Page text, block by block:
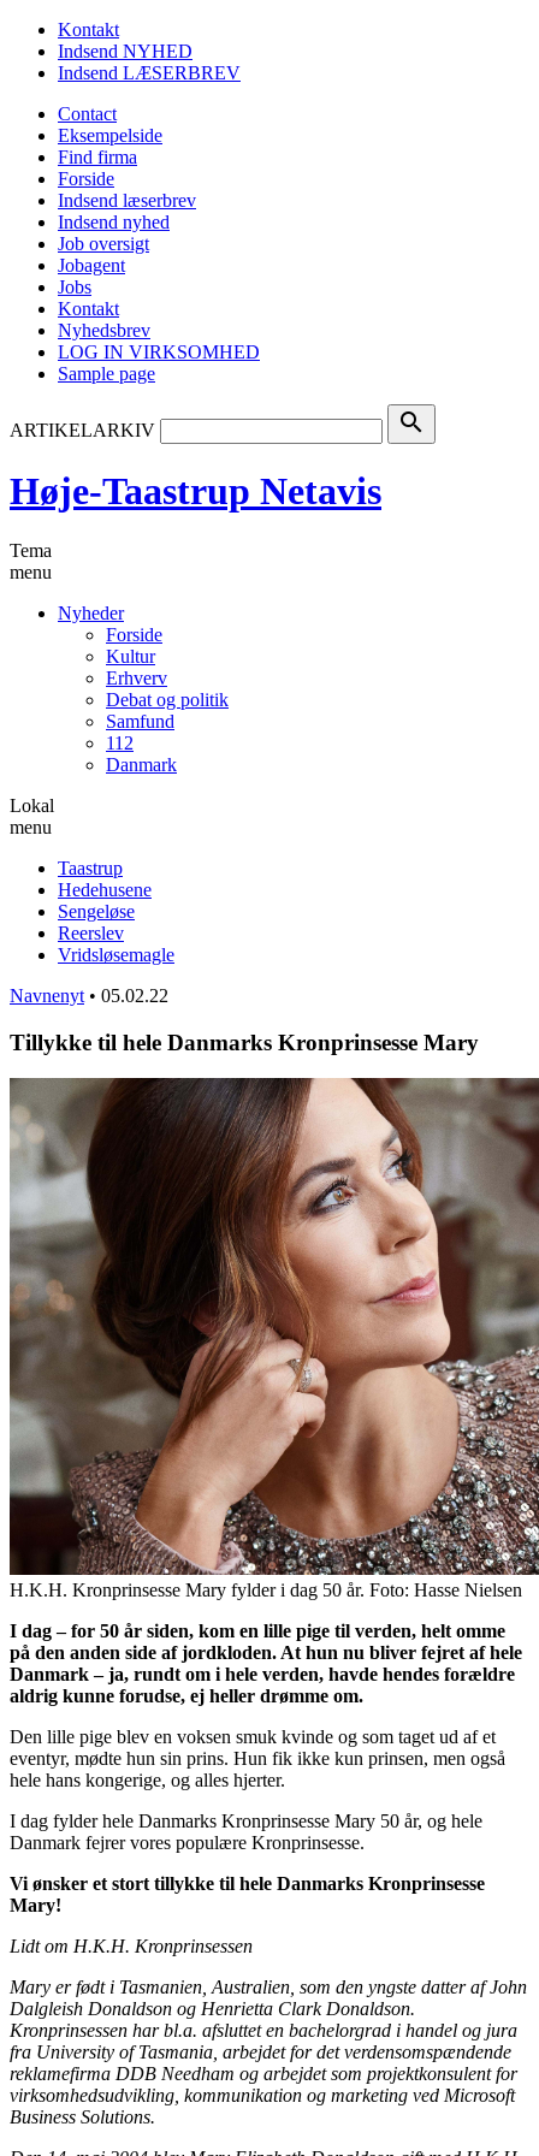
Kontakt
Indsend NYHED
Indsend LÆSERBREV
Contact
Eksempelside
Find firma
Forside
Indsend læserbrev
Indsend nyhed
Job oversigt
Jobagent
Jobs
Kontakt
Nyhedsbrev
LOG IN VIRKSOMHED
Sample page
ARTIKELARKIV search
Høje-Taastrup Netavis
Tema
menu
Nyheder
Forside
Kultur
Erhverv
Debat og politik
Samfund
112
Danmark
Lokal
menu
Taastrup
Hedehusene
Sengeløse
Reerslev
Vridsløsemagle
Navnenyt • 05.02.22
Tillykke til hele Danmarks Kronprinsesse Mary
H.K.H. Kronprinsesse Mary fylder i dag 50 år. Foto: Hasse Nielsen
I dag – for 50 år siden, kom en lille pige til verden, helt omme
på den anden side af jordkloden. At hun nu bliver fejret af hele
Danmark – ja, rundt om i hele verden, havde hendes forældre
aldrig kunne forudse, ej heller drømme om.
Den lille pige blev en voksen smuk kvinde og som taget ud af et
eventyr, mødte hun sin prins. Hun fik ikke kun prinsen, men også
hele hans kongerige, og alles hjerter.
I dag fylder hele Danmarks Kronprinsesse Mary 50 år, og hele
Danmark fejrer vores populære Kronprinsesse.
Vi ønsker et stort tillykke til hele Danmarks Kronprinsesse
Mary!
Lidt om H.K.H. Kronprinsessen
Mary er født i Tasmanien, Australien, som den yngste datter af John
Dalgleish Donaldson og Henrietta Clark Donaldson.
Kronprinsessen har bl.a. afsluttet en bachelorgrad i handel og jura
fra University of Tasmania, arbejdet for det verdensomspændende
reklamefirma DDB Needham og arbejdet som projektkonsulent for
virksomhedsudvikling, kommunikation og marketing ved Microsoft
Business Solutions.